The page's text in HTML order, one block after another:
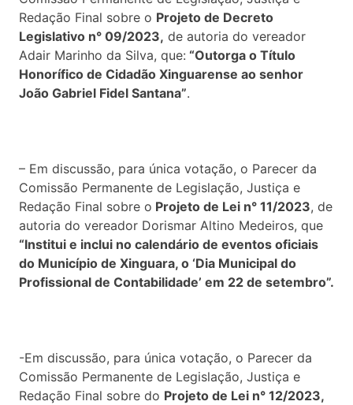
Redação Final sobre o Projeto de Decreto
Legislativo n° 09/2023, de autoria do vereador
Adair Marinho da Silva, que: “Outorga o Título
Honorífico de Cidadão Xinguarense ao senhor
João Gabriel Fidel Santana”.
– Em discussão, para única votação, o Parecer da
Comissão Permanente de Legislação, Justiça e
Redação Final sobre o Projeto de Lei n° 11/2023, de
autoria do vereador Dorismar Altino Medeiros, que
“Institui e inclui no calendário de eventos oficiais
do Município de Xinguara, o ‘Dia Municipal do
Profissional de Contabilidade’ em 22 de setembro”.
-Em discussão, para única votação, o Parecer da
Comissão Permanente de Legislação, Justiça e
Redação Final sobre do Projeto de Lei n° 12/2023,